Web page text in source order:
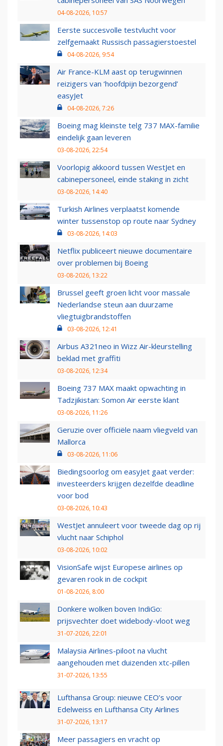
04-08-2026, 10:57
Eerste succesvolle testvlucht voor
zelfgemaakt Russisch passagierstoestel
04-08-2026, 9:54
Air France-KLM aast op terugwinnen
reizigers van ‘hoofdpijn bezorgend’
easyJet
04-08-2026, 7:26
Boeing mag kleinste telg 737 MAX-familie
eindelijk gaan leveren
03-08-2026, 22:54
Voorlopig akkoord tussen WestJet en
cabinepersoneel, einde staking in zicht
03-08-2026, 14:40
Turkish Airlines verplaatst komende
winter tussenstop op route naar Sydney
03-08-2026, 14:03
Netflix publiceert nieuwe documentaire
over problemen bij Boeing
03-08-2026, 13:22
Brussel geeft groen licht voor massale
Nederlandse steun aan duurzame
vliegtuigbrandstoffen
03-08-2026, 12:41
Airbus A321neo in Wizz Air-kleurstelling
beklad met graffiti
03-08-2026, 12:34
Boeing 737 MAX maakt opwachting in
Tadzjikistan: Somon Air eerste klant
03-08-2026, 11:26
Geruzie over officiële naam vliegveld van
Mallorca
03-08-2026, 11:06
Biedingsoorlog om easyJet gaat verder:
investeerders krijgen dezelfde deadline
voor bod
03-08-2026, 10:43
WestJet annuleert voor tweede dag op rij
vlucht naar Schiphol
03-08-2026, 10:02
VisionSafe wijst Europese airlines op
gevaren rook in de cockpit
01-08-2026, 8:00
Donkere wolken boven IndiGo:
prijsvechter doet widebody-vloot weg
31-07-2026, 22:01
Malaysia Airlines-piloot na vlucht
aangehouden met duizenden xtc-pillen
31-07-2026, 13:55
Lufthansa Group: nieuwe CEO’s voor
Edelweiss en Lufthansa City Airlines
31-07-2026, 13:17
Meer passagiers en vracht op